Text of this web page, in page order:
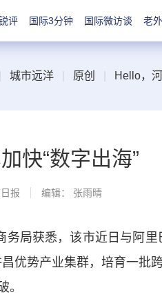
评 国际3分钟 国际微访谈 老
城市远洋 原创 Hello，
快“数字出海”
报 编辑： 张雨晴
局获悉，该市近日与阿里
优势产业集群，培育一批
。